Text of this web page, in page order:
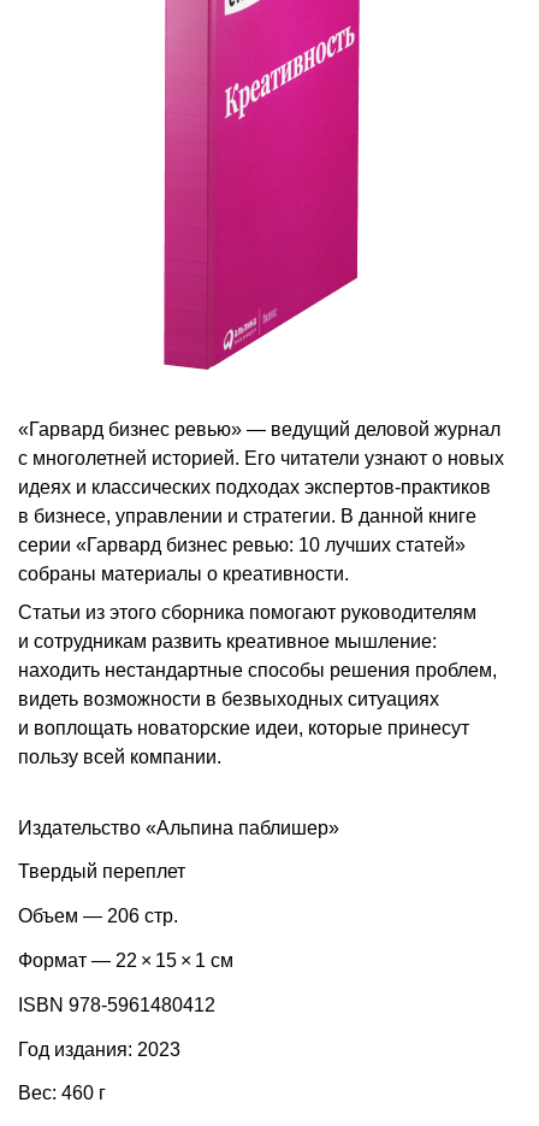
«Гарвард бизнес ревью» — ведущий деловой журнал
с многолетней историей. Его читатели узнают о новых
идеях и классических подходах экспертов-практиков
в бизнесе, управлении и стратегии. В данной книге
серии «Гарвард бизнес ревью: 10 лучших статей»
собраны материалы о креативности.
Статьи из этого сборника помогают руководителям
и сотрудникам развить креативное мышление:
находить нестандартные способы решения проблем,
видеть возможности в безвыходных ситуациях
и воплощать новаторские идеи, которые принесут
пользу всей компании.
Издательство «Альпина паблишер»
Твердый переплет
Объем — 206 стр.
Формат — 22 × 15 × 1 см
ISBN 978-5961480412
Год издания: 2023
Вес: 460 г